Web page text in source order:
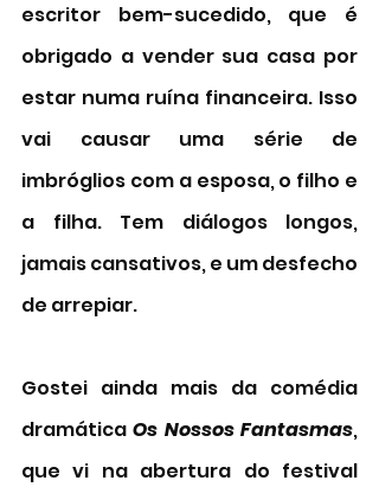
escritor bem-sucedido, que é
obrigado a vender sua casa por
estar numa ruína financeira. Isso
vai causar uma série de
imbróglios com a esposa, o filho e
a filha. Tem diálogos longos,
jamais cansativos, e um desfecho
de arrepiar.
Gostei ainda mais da comédia
dramática Os Nossos Fantasmas,
que vi na abertura do festival